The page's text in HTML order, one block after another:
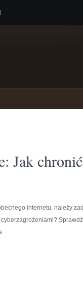
Jak
internetu, należy